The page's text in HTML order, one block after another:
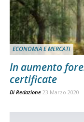
ECONOMIA E MERCATI
In aumento
certificate
Di Redazione 23 Marzo 2020